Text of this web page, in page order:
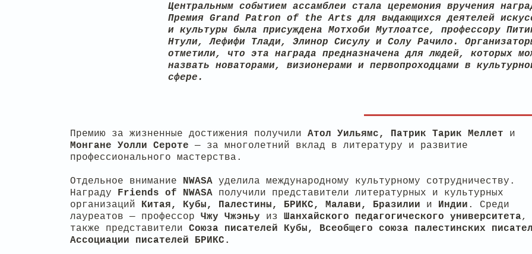
Центральным событием ассамблеи стала церемония вручения
Премия Grand Patron of the Arts для выдающихся деятелей
и культуры была присуждена Мотхоби Мутлоатсе, профессору
Нтули, Лефифи Тлади, Элинор Сисулу и Солу Рачило.
отметили, что эта награда предназначена для людей, которых
назвать новаторами, визионерами и первопроходцами в
сфере.
Премию за жизненные достижения получили Атол Уильямс, Патрик Тарик Меллет и
Монгане
Уолли Сероте — за многолетний вклад в литературу и развитие
профессионального мастерства.
Отдельное внимание NWASA уделила международному культурному сотрудничеству.
Награду Friends of NWASA получили представители литературных и культурных
организаций Китая, Кубы, Палестины, БРИКС, Малави, Бразилии и Индии . Среди
лауреатов — профессор Чжу Чжэньу из Шанхайского педагогического университета,
также представители
Союза писателей Кубы, Всеобщего союза палестинских
Ассоциации писателей БРИКС.